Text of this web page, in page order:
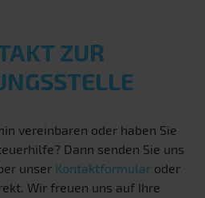
ZUR
vereinbaren oder haben Sie
Dann senden Sie uns
unser Kontaktformular oder
Wir freuen uns auf Ihre